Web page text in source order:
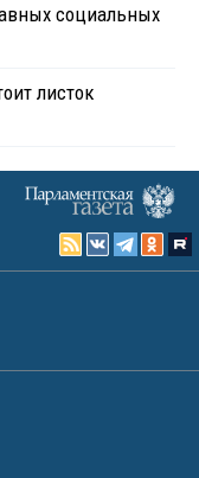
социальных
листок